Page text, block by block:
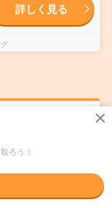
詳しく見る
なし▼服装
ろう！